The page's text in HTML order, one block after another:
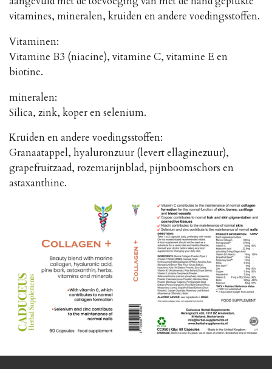
vitamines, mineralen, kruiden en andere voedingsstoffen.
Vitaminen:
Vitamine B3 (niacine), vitamine C, vitamine E en
biotine.
mineralen:
Silica, zink, koper en selenium.
Kruiden en andere voedingsstoffen:
Granaatappel, hyaluronzuur (levert ellaginezuur),
grapefruitzaad, rozemarijnblad, pijnboomschors en
astaxanthine.